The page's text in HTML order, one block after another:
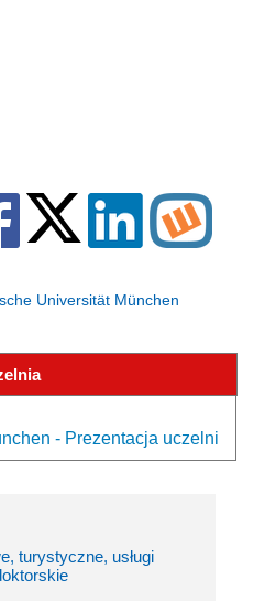
Universität München
- Prezentacja uczelni
turystyczne, usługi